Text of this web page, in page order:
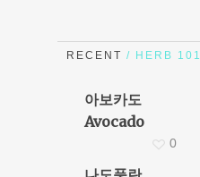
RECENT / HERB 101
아보카도
Avocado
0